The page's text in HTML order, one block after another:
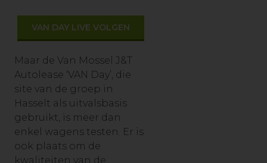
VAN DAY LIVE VOLGEN
Maar de Van Mossel J&T
Autolease ‘VAN Day’, die
site van de groep in
Hasselt als uitvalsbasis
gebruikt, is meer dan
enkel wagens testen. Er is
ook plaats om de
kwaliteiten van de